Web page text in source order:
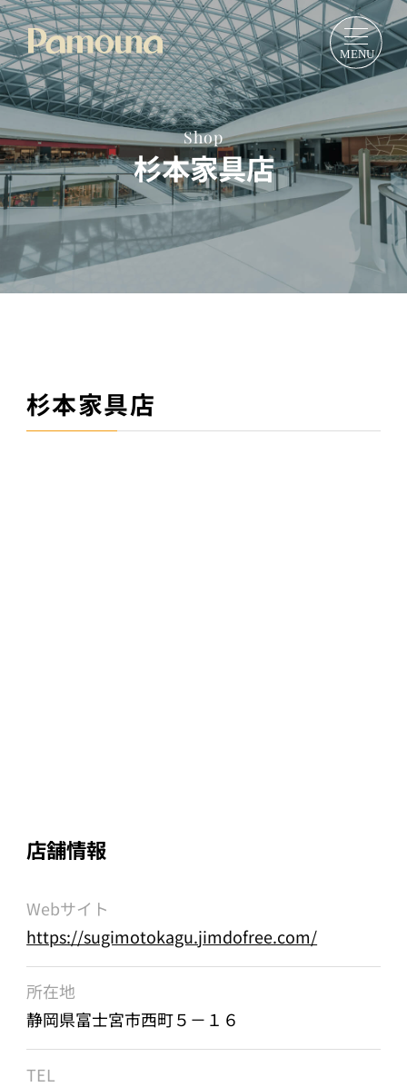
Shop
杉本家具店
杉本家具店
店舗情報
Webサイト
https://sugimotokagu.jimdofree.com/
所在地
静岡県富士宮市西町５－１６
TEL